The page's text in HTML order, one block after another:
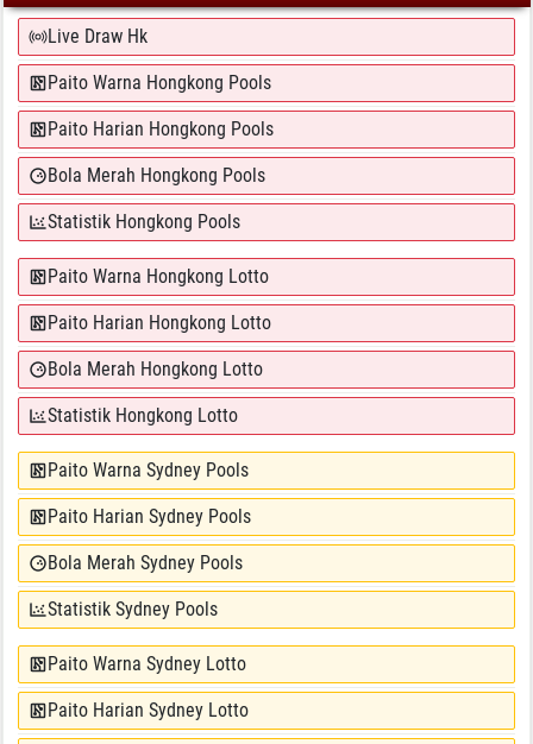
Live Draw Hk
Paito Warna Hongkong Pools
Paito Harian Hongkong Pools
Bola Merah Hongkong Pools
Statistik Hongkong Pools
Paito Warna Hongkong Lotto
Paito Harian Hongkong Lotto
Bola Merah Hongkong Lotto
Statistik Hongkong Lotto
Paito Warna Sydney Pools
Paito Harian Sydney Pools
Bola Merah Sydney Pools
Statistik Sydney Pools
Paito Warna Sydney Lotto
Paito Harian Sydney Lotto